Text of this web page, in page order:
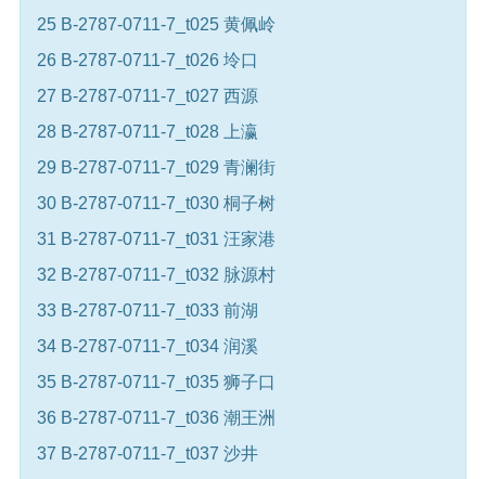
25 B-2787-0711-7_t025 黄佩岭
26 B-2787-0711-7_t026 坽口
27 B-2787-0711-7_t027 西源
28 B-2787-0711-7_t028 上瀛
29 B-2787-0711-7_t029 青澜街
30 B-2787-0711-7_t030 桐子树
31 B-2787-0711-7_t031 汪家港
32 B-2787-0711-7_t032 脉源村
33 B-2787-0711-7_t033 前湖
34 B-2787-0711-7_t034 润溪
35 B-2787-0711-7_t035 狮子口
36 B-2787-0711-7_t036 潮王洲
37 B-2787-0711-7_t037 沙井